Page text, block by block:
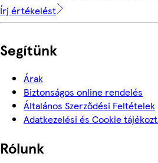
Írj értékelést
Segítünk
Árak
Biztonságos online rendelés
Általános Szerződési Feltételek
Adatkezelési és Cookie
Rólunk